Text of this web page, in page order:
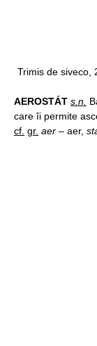
Trimis de siveco,
AEROSTÁT s.n.
care îi permite
cf. gr. aer – aer,